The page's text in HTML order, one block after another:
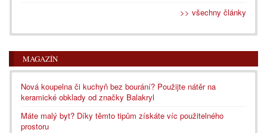
>> všechny články
MAGAZÍN
Nová koupelna či kuchyň bez bourání? Použijte nátěr na
keramické obklady od značky Balakryl
Máte malý byt? Díky těmto tipům získáte víc použitelného
prostoru